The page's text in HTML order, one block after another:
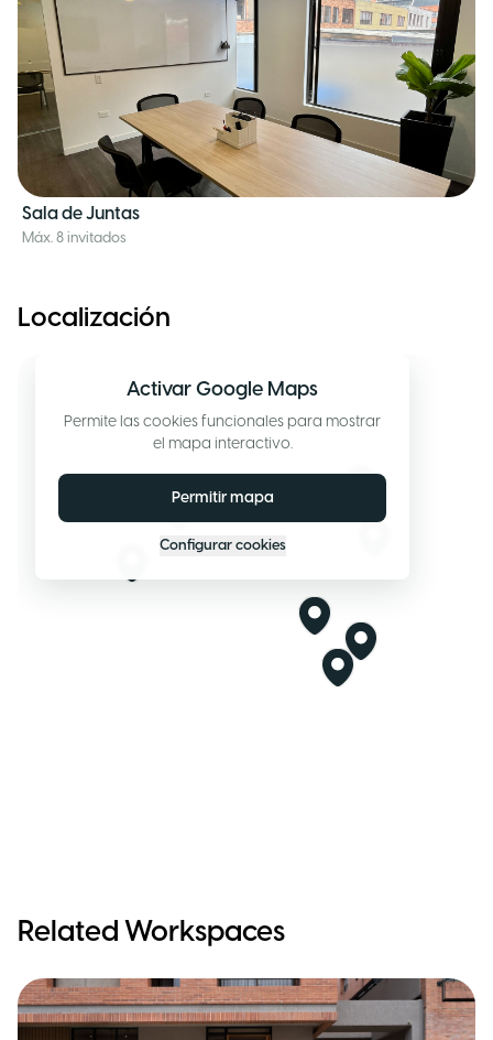
Sala de Juntas
Máx. 8 invitados
Localización
Activar Google Maps
Permite las cookies funcionales para mostrar
el mapa interactivo.
Permitir mapa
Configurar cookies
Related Workspaces